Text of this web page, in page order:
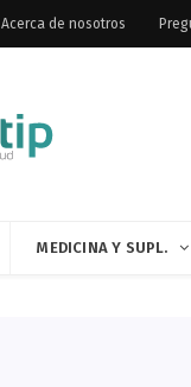
Acerca de nosotros
MEDICINA Y SUPL.